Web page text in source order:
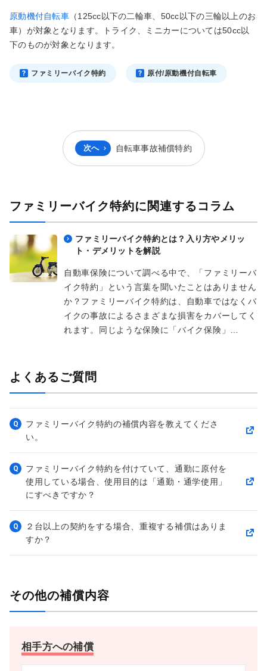
原動機付自転車（125cc以下の二輪車、50cc以下の三輪以上のお
車）が対象となります。トライク、ミニカーについては50cc以
下のものが対象となります。
ファミリーバイク特約 原付/原動機付自転車
次へ 自転車事故補償特約
ファミリーバイク特約に関連するコラム
ファミリーバイク特約とは？入り方やメリッ
ト・デメリットを解説
自動車保険について調べる中で、「ファミリーバ
イク特約」という言葉を聞いたことはありません
か？ファミリーバイク特約は、自動車ではなくバ
イクの事故によるさまざまな損害をカバーしてく
れます。同じような保険に「バイク保険」…
よくあるご質問
Q
ファミリーバイク特約の補償内容を教えてくださ
い。
Q
ファミリーバイク特約を付けていて、通勤に原付を
使用している場合、使用目的は「通勤・通学使用」
にすべきですか？
Q
２台以上の契約をする場合、重複する補償はありま
すか？
その他の補償内容
相手方への補償